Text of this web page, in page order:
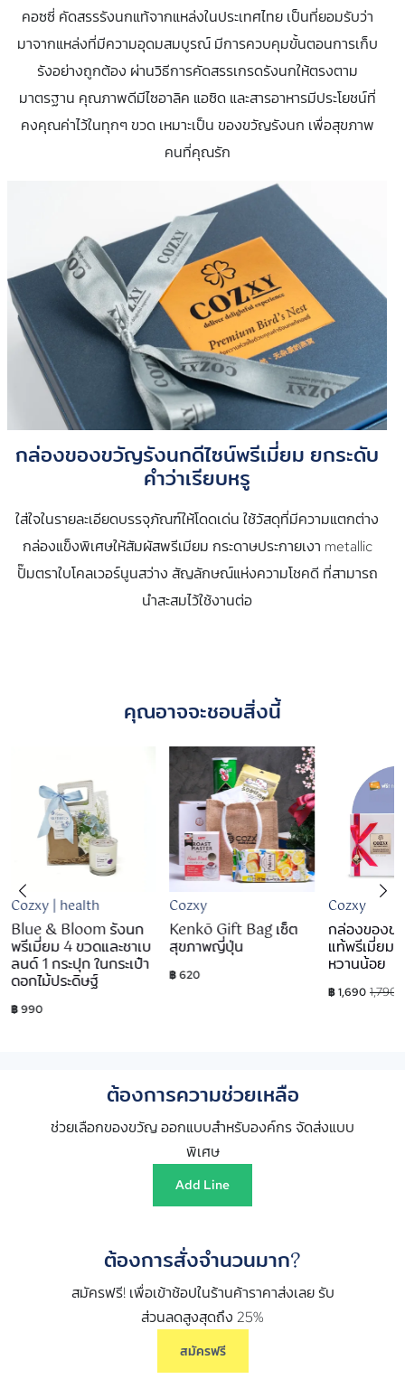
คอซซี่ คัดสรรรังนกแท้จากแหล่งในประเทศไทย เป็นที่ยอมรับว่า
มาจากแหล่งที่มีความอุดมสมบูรณ์ มีการควบคุมขั้นตอนการเก็บ
รังอย่างถูกต้อง ผ่านวิธีการคัดสรรเกรดรังนกให้ตรงตาม
มาตรฐาน คุณภาพดีมีไซอาลิค แอซิด และสารอาหารมีประโยชน์ที่
คงคุณค่าไว้ในทุกๆ ขวด เหมาะเป็น ของขวัญรังนก เพื่อสุขภาพ
คนที่คุณรัก
กล่องของขวัญรังนกดีไซน์พรีเมี่ยม ยกระดับ
คำว่าเรียบหรู
ใส่ใจในรายละเอียดบรรจุภัณฑ์ให้โดดเด่น ใช้วัสดุที่มีความแตกต่าง
กล่องแข็งพิเศษให้สัมผัสพรีเมียม กระดาษประกายเงา metallic
ปั๊มตราใบโคลเวอร์นูนสว่าง สัญลักษณ์แห่งความโชคดี ที่สามารถ
นำสะสมไว้ใช้งานต่อ
คุณอาจจะชอบสิ่งนี้
Cozxy | health
Blue & Bloom รังนก
พรีเมี่ยม 4 ขวดและชาเบ
ลนด์ 1 กระปุก ในกระเป๋า
ดอกไม้ประดิษฐ์
฿ 990
Cozxy
Kenkō Gift Bag เซ็ต
สุขภาพญี่ปุ่น
฿ 620
Cozxy
กล่องของข
แท้พรีเมี่ยม
หวานน้อย
฿ 1,690 1,790
ต้องการความช่วยเหลือ
ช่วยเลือกของขวัญ ออกแบบสำหรับองค์กร จัดส่งแบบ
พิเศษ
Add Line
ต้องการสั่งจำนวนมาก?
สมัครฟรี! เพื่อเข้าช้อปในร้านค้าราคาส่งเลย รับ
ส่วนลดสูงสุดถึง 25%
สมัครฟรี